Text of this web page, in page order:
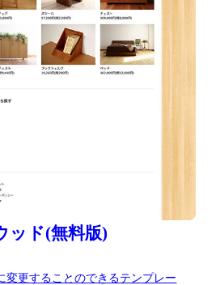
ッド(無料版)
変更することのできるテンプレー